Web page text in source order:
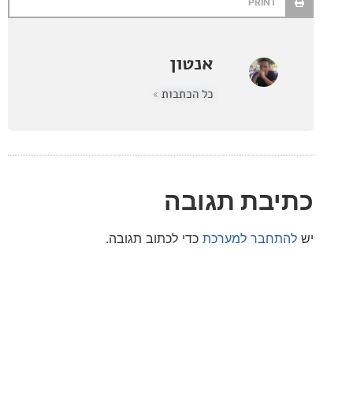
אנטון
תגובה
למערכתכדי לכתוב תגובה.